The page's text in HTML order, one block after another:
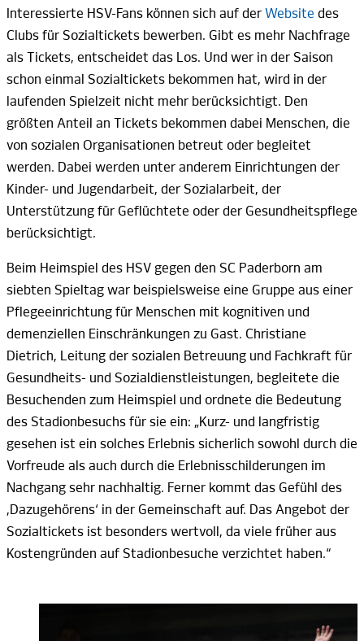
Interessierte HSV-Fans können sich auf der Website des
Clubs für Sozialtickets bewerben. Gibt es mehr Nachfrage
als Tickets, entscheidet das Los. Und wer in der Saison
schon einmal Sozialtickets bekommen hat, wird in der
laufenden Spielzeit nicht mehr berücksichtigt. Den
größten Anteil an Tickets bekommen dabei Menschen, die
von sozialen Organisationen betreut oder begleitet
werden. Dabei werden unter anderem Einrichtungen der
Kinder- und Jugendarbeit, der Sozialarbeit, der
Unterstützung für Geflüchtete oder der Gesundheitspflege
berücksichtigt.
Beim Heimspiel des HSV gegen den SC Paderborn am
siebten Spieltag war beispielsweise eine Gruppe aus einer
Pflegeeinrichtung für Menschen mit kognitiven und
demenziellen Einschränkungen zu Gast. Christiane
Dietrich, Leitung der sozialen Betreuung und Fachkraft für
Gesundheits- und Sozialdienstleistungen, begleitete die
Besuchenden zum Heimspiel und ordnete die Bedeutung
des Stadionbesuchs für sie ein: „Kurz- und langfristig
gesehen ist ein solches Erlebnis sicherlich sowohl durch die
Vorfreude als auch durch die Erlebnisschilderungen im
Nachgang sehr nachhaltig. Ferner kommt das Gefühl des
‚Dazugehörens‘ in der Gemeinschaft auf. Das Angebot der
Sozialtickets ist besonders wertvoll, da viele früher aus
Kostengründen auf Stadionbesuche verzichtet haben.“